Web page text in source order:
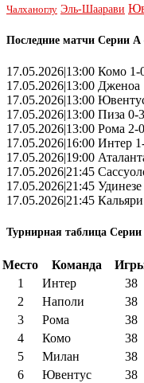
Чалханоглу Эль-Шаарави
Последние матчи Серии
17.05.2026|13:00 Комо
17.05.2026|13:00
17.05.2026|13:00
17.05.2026|13:00 Пиза 0-
17.05.2026|13:00 Рома 2-
17.05.2026|16:00 Интер
17.05.2026|19:00
17.05.2026|21:45
17.05.2026|21:45
17.05.2026|21:45
Турнирная таблица
Место Команда
1
Интер 38
2
Наполи 38
3
Рома 38
4
Комо 38
5
Милан 38
6
Ювентус 38